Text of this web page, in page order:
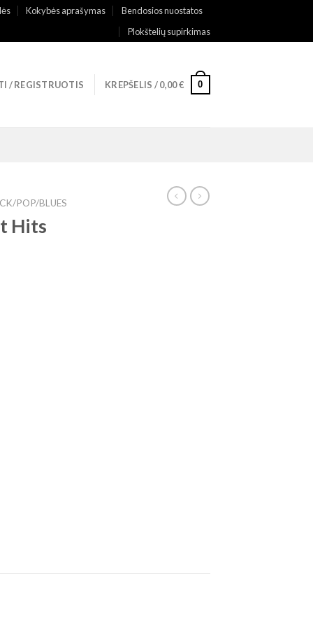
Kokybės aprašymas
Bendosios nuostatos
Plokštelių supirkimas
/ REGISTRUOTIS KREPŠELIS /0,00€ 0
POP/BLUES
Hits